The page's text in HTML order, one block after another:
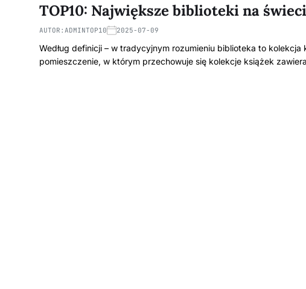
TOP10: Największe biblioteki na
AUTOR: ADMINTOP10 2025-07-09
Według definicji – w tradycyjnym rozumieniu biblioteka to
pomieszczenie, w którym przechowuje się kolekcje książek